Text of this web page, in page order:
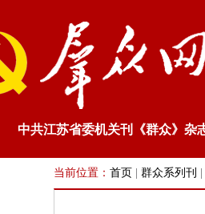
中共江苏省委机关刊《群众》杂
当前位置： 首页 群众系列刊